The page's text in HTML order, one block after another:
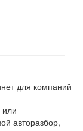
для компаний
авторазбор,